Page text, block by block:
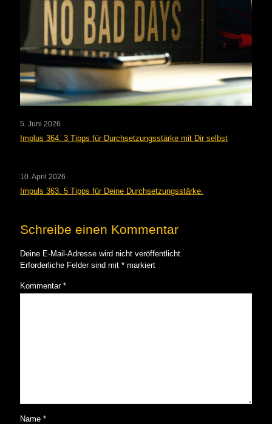
5. Juni 2026
Implus 364. 3 Tipps für Durchsetzungsstärke mit Dir selbst
10. April 2026
Impuls 363. 5 Tipps für Deine Durchsetzungsstärke.
Schreibe einen Kommentar
Deine E-Mail-Adresse wird nicht veröffentlicht.
Erforderliche Felder sind mit * markiert
Kommentar *
Name *